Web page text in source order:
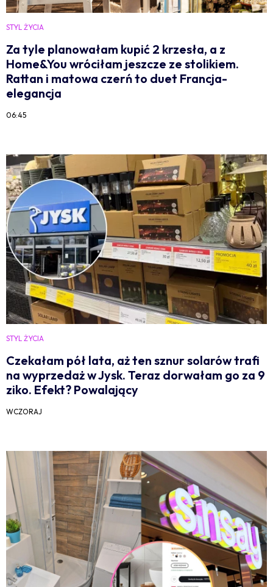
STYL ŻYCIA
Za tyle planowałam kupić 2 krzesła, a z
Home&You wróciłam jeszcze ze stolikiem.
Rattan i matowa czerń to duet Francja-
elegancja
06:45
STYL ŻYCIA
Czekałam pół lata, aż ten sznur solarów trafi
na wyprzedaż w Jysk. Teraz dorwałam go za 9
ziko. Efekt? Powalający
WCZORAJ